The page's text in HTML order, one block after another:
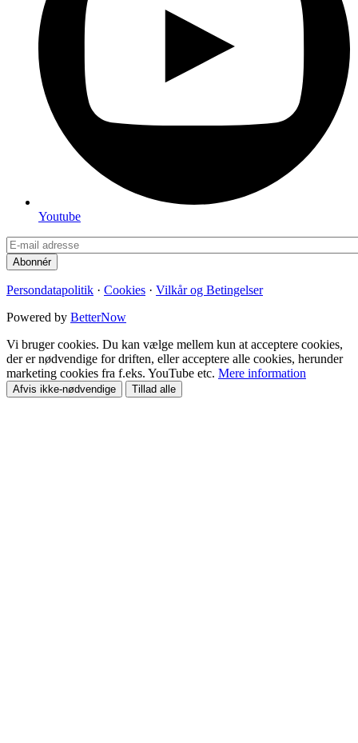
Youtube
Persondatapolitik · Cookies · Vilkår og Betingelser
Powered by BetterNow
Vi bruger cookies. Du kan vælge mellem kun at acceptere cookies,
der er nødvendige for driften, eller acceptere alle cookies, herunder
marketing cookies fra f.eks. YouTube etc. Mere information
Afvis ikke-nødvendige Tillad alle